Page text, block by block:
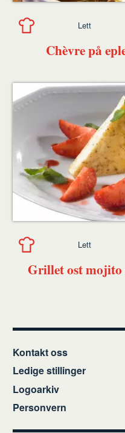
Chèvre på
Lett
Grillet ost
Lett
Kontakt oss
Ledige stillinger
Logoarkiv
Personvern